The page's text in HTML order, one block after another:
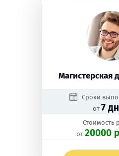
Магистерская
Сроки
от 7
Стоимость
oт 20000